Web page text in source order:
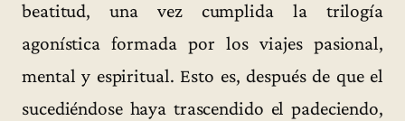
beatitud, una vez cumplida la trilogía
agonística formada por los viajes pasional,
mental y espiritual. Esto es, después de que el
sucediéndose haya trascendido el padeciendo,